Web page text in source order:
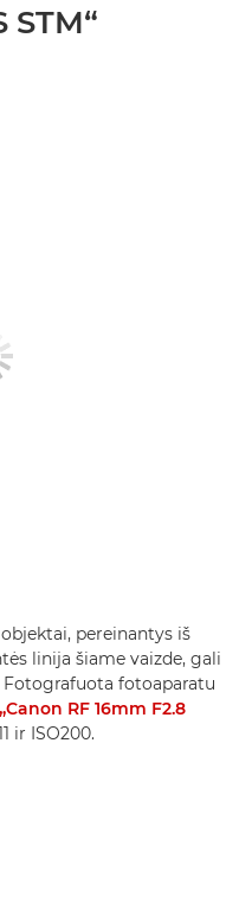
STM“
pereinantys iš
linija šiame vaizde, gali
Fotografuota fotoaparatu
„Canon RF 16mm F2.8
ir ISO200.